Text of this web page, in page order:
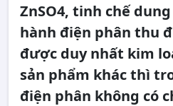
ZnSO4, tinh chế
hành điện phân thu
được duy nhất kim
sản phẩm khác thì
điện phân không có